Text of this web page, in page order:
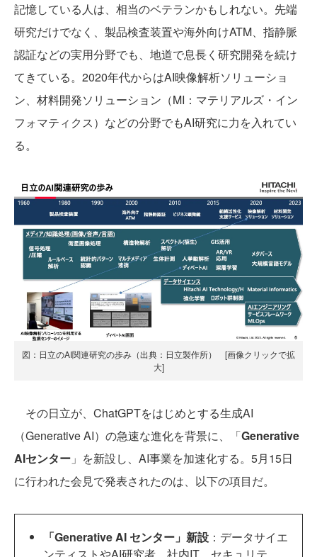
記憶している人は、相当のベテランかもしれない。先端
研究だけでなく、製品検査装置や海外向けATM、指静脈
認証などの実用分野でも、地道で息長く研究開発を続け
てきている。2020年代からはAI映像解析ソリューショ
ン、材料開発ソリューション（MI：マテリアルズ・イン
フォマティクス）などの分野でもAI研究に力を入れてい
る。
図：日立のAI関連研究の歩み（出典：日立製作所） [画像クリックで拡
大]
その日立が、ChatGPTをはじめとする生成AI
（Generative AI）の急速な進化を背景に、「Generative
AIセンター 」を新設し、AI事業を加速化する。5月15日
に行われた会見で発表されたのは、以下の項目だ。
「Generative AI センター」新設 ：データサイエ